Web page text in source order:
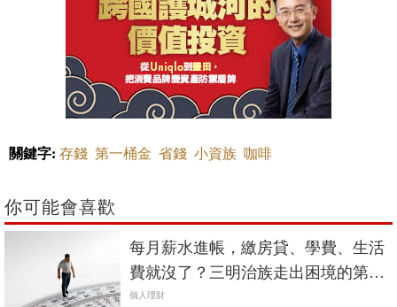
關鍵字: 存錢 第一桶金 省錢 小資族 咖啡
你可能會喜歡
每月薪水進帳，繳房貸、學費、生活
費就沒了？三明治族走出困境的第一
步是「這件事」
個人理財